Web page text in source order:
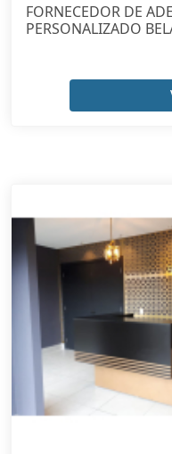
FORNECEDOR DE
PERSONALIZADO